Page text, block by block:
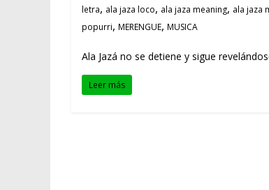
letra, ala jaza loco, ala jaza meaning, ala jaza
popurri, MERENGUE, MUSICA
Ala Jazá no se detiene y sigue
Leer más